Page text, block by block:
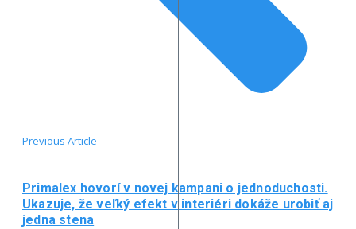
Previous Article
Primalex hovorí v novej kampani o jednoduchosti.
Ukazuje, že veľký efekt v interiéri dokáže urobiť aj
jedna stena